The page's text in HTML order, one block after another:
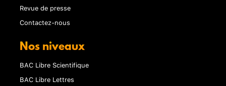
Revue de presse
Contactez-nous
Nos niveaux
BAC Libre Scientifique
BAC Libre Lettres